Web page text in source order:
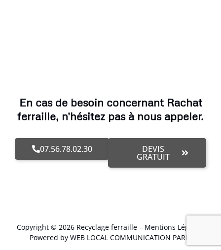
En cas de besoin concernant Rachat
ferraille, n'hésitez pas à nous appeler.
07.56.78.02.30 DEVIS
GRATUIT
Copyright © 2026 Recyclage ferraille – Mentions Légales
Powered by WEB LOCAL COMMUNICATION PARIS